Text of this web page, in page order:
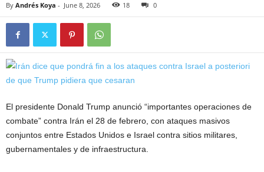
By Andrés Koya - June 8, 2026 18 0
El presidente Donald Trump anunció “importantes operaciones de
combate” contra Irán el 28 de febrero, con ataques masivos
conjuntos entre Estados Unidos e Israel contra sitios militares,
gubernamentales y de infraestructura.